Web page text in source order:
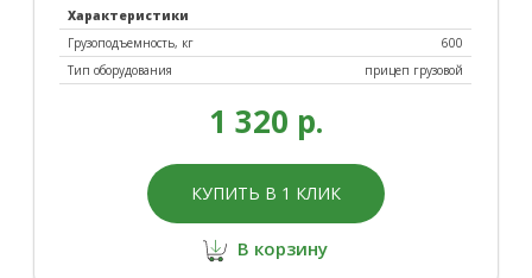
Характеристики
Грузоподъемность, кг
600
Тип оборудования
прицеп грузовой
1 320 р.
КУПИТЬ В 1 КЛИК
В корзину